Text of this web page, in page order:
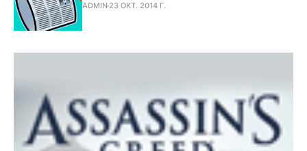
ADMIN 23 ОКТ. 2014 Г.